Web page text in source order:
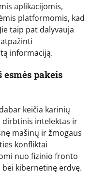
aplikacijomis,
platformomis, kad
taip pat dalyvauja
informaciją.
pakeis
keičia karinių
dirbtinis intelektas ir
mašinų ir žmogaus
konfliktai
nuo fizinio fronto
kibernetinę erdvę.